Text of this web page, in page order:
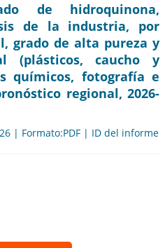
de hidroquinona,
de la industria, por
grado de alta pureza y
(plásticos, caucho y
químicos, fotografía e
regional, 2026-
| Formato:PDF | ID del informe: